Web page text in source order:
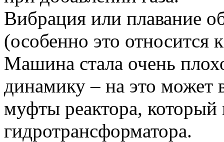
Вибрация или плавание
(особенно это относится
Машина стала очень
динамику – на это может
муфты реактора, который
гидротрансформатора.